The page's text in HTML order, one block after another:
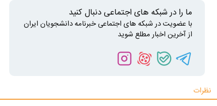
ما را در شبکه های اجتماعی دنبال کنید
با عضویت در شبکه های اجتماعی خبرنامه دانشجویان ایران
از آخرین اخبار مطلع شوید
نظرات